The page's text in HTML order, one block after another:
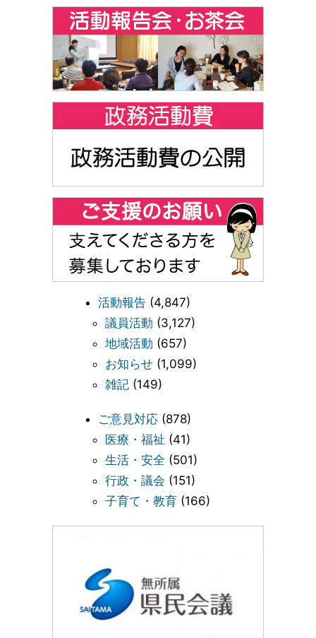
活動報告 (4,847)
議員活動 (3,127)
地域活動 (657)
お知らせ (1,099)
雑記 (149)
ご意見対応 (878)
医療・福祉 (41)
生活・安全 (501)
行政・議会 (151)
子育て・教育 (166)